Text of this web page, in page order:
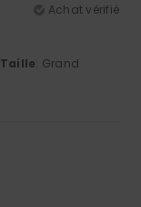
Achat vérifié
Taille: Grand